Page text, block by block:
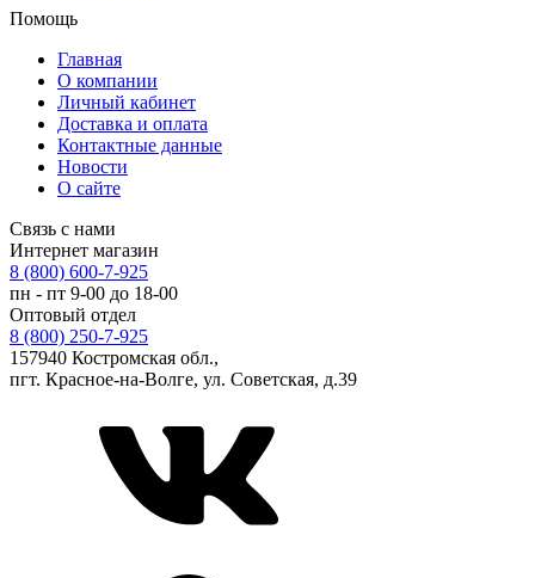
Помощь
Главная
О компании
Личный кабинет
Доставка и оплата
Контактные данные
Новости
О сайте
Связь с нами
Интернет магазин
8 (800) 600-7-925
пн - пт 9-00 до 18-00
Оптовый отдел
8 (800) 250-7-925
157940 Костромская обл.,
пгт. Красное-на-Волге, ул. Советская, д.39